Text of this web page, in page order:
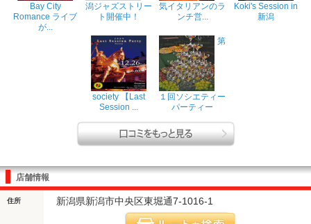
Bay City
Romance ライブ
が...
潟ジャズストリー
ト開催中！
気イタリアンのラ
ンチ営...
Koki's Session in
新潟
society 【Last
Session ...
第
１回ソシエティー
パーティー
店舗情報
住所 新潟県新潟市中央区東堀通7-1016-1